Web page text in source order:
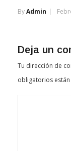
ByAdmin
Deja un
Tu dirección de
obligatorios